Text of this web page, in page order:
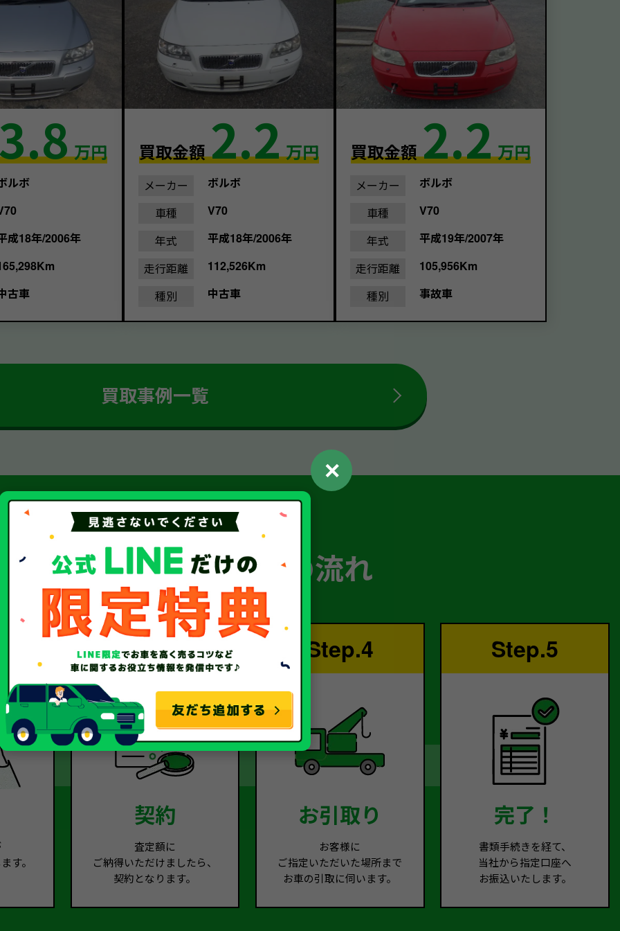
万円
ルボ
成18年/2006年
古車
買取金額2.2 万円
メーカー
ボルボ
車種
V70
年式
平成18年/2006年
走行距離
112,526Km
種別
中古車
買取金額2.2 万円
メーカー
ボルボ
車種
V70
年式
平成19年/2007年
走行距離
105,956Km
種別
事故車
買取事例一覧
簡単 5ステップ！
・廃車・事故車買取の流れ
す。
Step.3
契約
査定額に
ご納得いただけましたら、
契約となります。
Step.4
お引取り
お客様に
ご指定いただいた場所まで
お車の引取に伺います。
Step.5
完了！
書類手続きを経て、
当社から指定口座へ
お振込いたします。
✕